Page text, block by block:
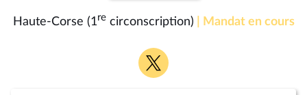
Haute-Corse (1recirconscription) | Mandat en cours
Voir
la